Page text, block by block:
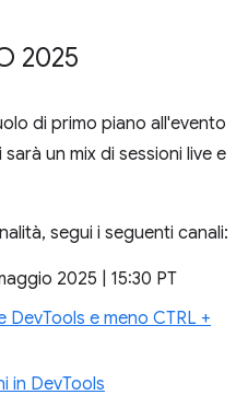
2025
di primo piano all'evento
un mix di sessioni live e
segui i seguenti canali:
2025 | 15:30 PT
e meno CTRL +
in DevTools